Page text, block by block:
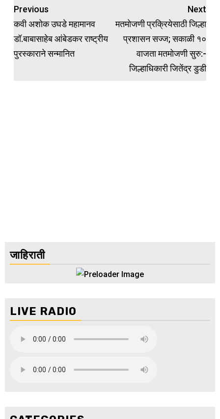
Post
navigation
Previous
कवी अशोक उघडे महामानव
डॉ.बाबासाहेब आंबेडकर राष्ट्रीय
पुरस्काराने सन्मानित
Next
मतमोजणी प्रक्रियेसाठी जिल्हा
प्रशासन सज्ज; सकाळी १०
वाजता मतमोजणी सुरु:-
जिल्हाधिकारी जितेंद्र डुडी
जाहिराती
LIVE RADIO